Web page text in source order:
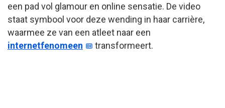
een pad vol glamour en online sensatie. De video
staat symbool voor deze wending in haar carrière,
waarmee ze van een atleet naar een
internetfenomeen
transformeert.